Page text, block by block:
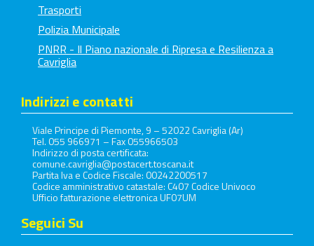
Trasporti
Polizia Municipale
PNRR - Il Piano nazionale di Ripresa e Resilienza a
Cavriglia
Indirizzi e contatti
Viale Principe di Piemonte, 9 – 52022 Cavriglia (Ar)
Tel. 055 966971 – Fax 055966503
Indirizzo di posta certificata:
comune.cavriglia@postacert.toscana.it
Partita Iva e Codice Fiscale: 00242200517
Codice amministrativo catastale: C407 Codice Univoco
Ufficio fatturazione elettronica UF07UM
Seguici Su